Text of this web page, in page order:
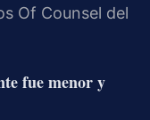
Of Counsel del
fue menor y